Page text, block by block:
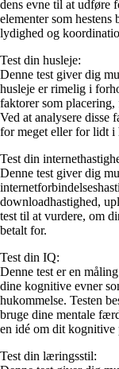
dens evne til at udføre
elementer som
lydighed og
Test din husleje:
Denne test giver dig
husleje er rimelig i
faktorer som placering,
Ved at analysere disse
for meget eller for lidt i
Test din
Denne test giver dig
downloadhastighed,
test til at vurdere, om
betalt for.
Test din IQ:
Denne test er en
dine kognitive evner
hukommelse. Testen
bruge dine mentale
en idé om dit kognitive
Test din læringsstil: